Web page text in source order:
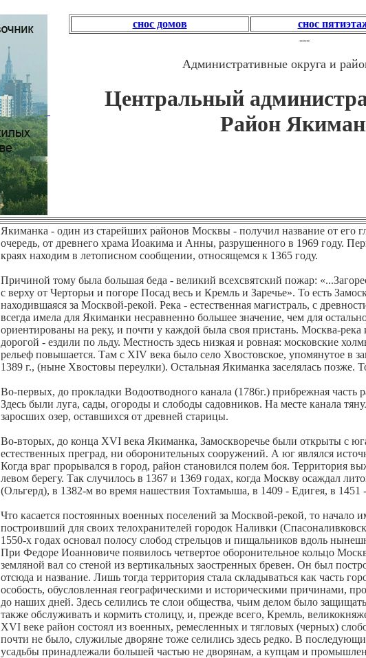
снос домов снос
---
Административные округа и
Центральный
Район
Якиманка - один из старейших районов Москвы - получил название от его
очередь, от древнего храма Иоакима и Анны, разрушенного в 1969 году.
краях находим в летописном сообщении, относящемся к 1365 году.
Причиной тому была большая беда - великий всехсвятский пожар:
с верху от Черторьи и погоре Посад весь и Кремль и Заречье». То есть
находившаяся за Москвой-рекой. Река - естественная магистраль, с
всегда имела для Якиманки несравненно большее значение, чем для
ориентированы на реку, и почти у каждой была своя пристань. Москва-река
дорогой - ездили по льду. Местность здесь низкая и ровная: московские
рельеф повышается. Там с XIV века было село Хвостовское, упомянутое в
1389 г., (ныне Хвостовы переулки). Остальная Якиманка заселялась
Во-первых, до прокладки Водоотводного канала (1786г.) прибрежная часть
Здесь были луга, сады, огороды и слободы садовников. На месте канала
заросших озер, оставшихся от древней старицы.
Во-вторых, до конца XVI века Якиманка, Замоскворечье были открыты с
естественных преград, ни оборонительных сооружений. А юг являлся
Когда враг прорывался в город, район становился полем боя. Территория
левом берегу. Так случилось в 1367 и 1369 годах, когда Москву осаждал
(Ольгерд), в 1382-м во время нашествия Тохтамыша, в 1409 - Едигея, в
Что касается постоянных военных поселений за Москвой-рекой, то начало
построивший для своих телохранителей городок Наливки
1550-х годах основал полосу слобод стрельцов и пищальников вдоль
При Федоре Иоанновиче появилось четвертое оборонительное кольцо
земляной вал со стеной из вертикальных заостренных бревен. Он был
отсюда и название. Лишь тогда территория стала складываться как часть
особость, обусловленная географическими и историческими причинами,
до наших дней. Здесь селились те слои общества, чьим делом было
также обслуживать и кормить столицу, и, прежде всего, Кремль,
XVI веке район состоял из военных, ремесленных и тягловых (черных)
почти не было, служилые дворяне тоже селились здесь редко. В
усадьбы принадлежали большей частью не дворянам, а купцам и